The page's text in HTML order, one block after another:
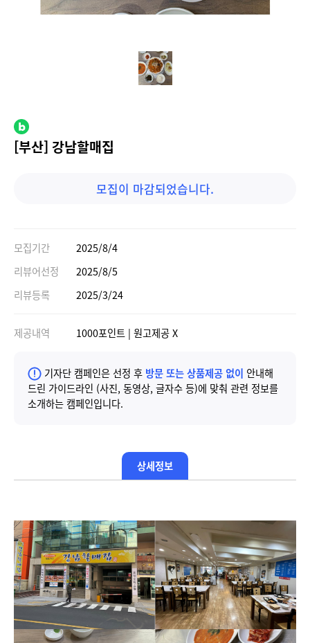
[부산] 강남할매집
모집이 마감되었습니다.
모집기간
2025/8/4
리뷰어선정
2025/8/5
리뷰등록
2025/3/24
제공내역 1000포인트 | 원고제공 X
기자단 캠페인은 선정 후 방문 또는 상품제공 없이 안내해
드린 가이드라인 (사진, 동영상, 글자수 등)에 맞춰 관련 정보를
소개하는 캠페인입니다.
상세정보